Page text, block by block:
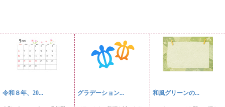
令和８年、20... グラデーション... 和風グリーンの...